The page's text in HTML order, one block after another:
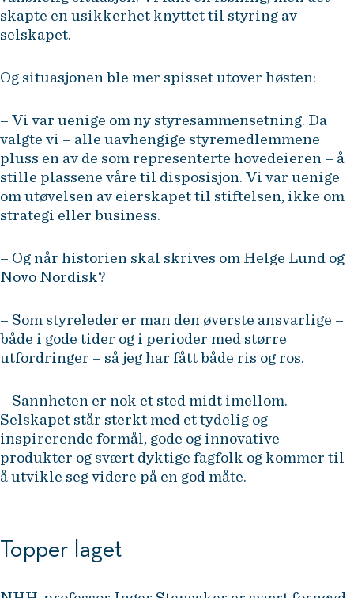
skapte en usikkerhet knyttet til styring av
selskapet.
Og situasjonen ble mer spisset utover høsten:
– Vi var uenige om ny styresammensetning. Da
valgte vi – alle uavhengige styremedlemmene
pluss en av de som representerte hovedeieren – å
stille plassene våre til disposisjon. Vi var uenige
om utøvelsen av eierskapet til stiftelsen, ikke om
strategi eller business.
– Og når historien skal skrives om Helge Lund og
Novo Nordisk?
– Som styreleder er man den øverste ansvarlige –
både i gode tider og i perioder med større
utfordringer – så jeg har fått både ris og ros.
– Sannheten er nok et sted midt imellom.
Selskapet står sterkt med et tydelig og
inspirerende formål, gode og innovative
produkter og svært dyktige fagfolk og kommer til
å utvikle seg videre på en god måte.
Topper laget